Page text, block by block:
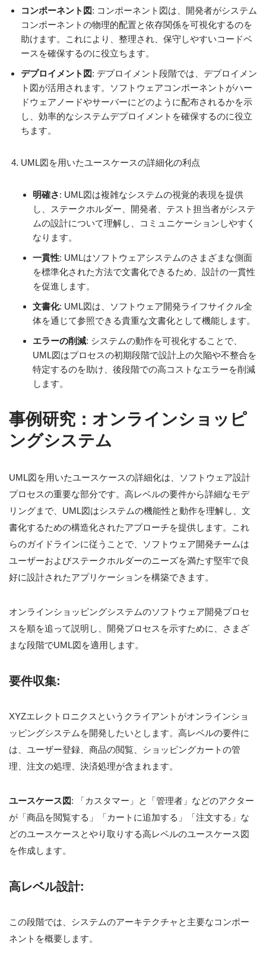
コンポーネント図: コンポーネント図は、開発者がシステム
コンポーネントの物理的配置と依存関係を可視化するのを
助けます。これにより、整理され、保守しやすいコードベ
ースを確保するのに役立ちます。
デプロイメント図: デプロイメント段階では、デプロイメン
ト図が活用されます。ソフトウェアコンポーネントがハー
ドウェアノードやサーバーにどのように配布されるかを示
し、効率的なシステムデプロイメントを確保するのに役立
ちます。
UML図を用いたユースケースの詳細化の利点
明確さ: UML図は複雑なシステムの視覚的表現を提供
し、ステークホルダー、開発者、テスト担当者がシステ
ムの設計について理解し、コミュニケーションしやすく
なります。
一貫性: UMLはソフトウェアシステムのさまざまな側面
を標準化された方法で文書化できるため、設計の一貫性
を促進します。
文書化: UML図は、ソフトウェア開発ライフサイクル全
体を通じて参照できる貴重な文書化として機能します。
エラーの削減: システムの動作を可視化することで、
UML図はプロセスの初期段階で設計上の欠陥や不整合を
特定するのを助け、後段階での高コストなエラーを削減
します。
事例研究：オンラインショッピ
ングシステム
UML図を用いたユースケースの詳細化は、ソフトウェア設計
プロセスの重要な部分です。高レベルの要件から詳細なモデ
リングまで、UML図はシステムの機能性と動作を理解し、文
書化するための構造化されたアプローチを提供します。これ
らのガイドラインに従うことで、ソフトウェア開発チームは
ユーザーおよびステークホルダーのニーズを満たす堅牢で良
好に設計されたアプリケーションを構築できます。
オンラインショッピングシステムのソフトウェア開発プロセ
スを順を追って説明し、開発プロセスを示すために、さまざ
まな段階でUML図を適用します。
要件収集:
XYZエレクトロニクスというクライアントがオンラインショ
ッピングシステムを開発したいとします。高レベルの要件に
は、ユーザー登録、商品の閲覧、ショッピングカートの管
理、注文の処理、決済処理が含まれます。
ユースケース図: 「カスタマー」と「管理者」などのアクター
が「商品を閲覧する」「カートに追加する」「注文する」な
どのユースケースとやり取りする高レベルのユースケース図
を作成します。
高レベル設計:
この段階では、システムのアーキテクチャと主要なコンポー
ネントを概要します。